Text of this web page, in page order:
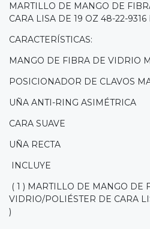
MARTILLO DE MANGO DE
CARA LISA DE 19 OZ 48-22-
CARACTERÍSTICAS:
MANGO DE FIBRA DE VIDRIO
POSICIONADOR DE CLAVOS
UÑA ANTI-RING ASIMÉTRICA
CARA SUAVE
UÑA RECTA
INCLUYE
( 1 ) MARTILLO DE MANGO DE
VIDRIO/POLIÉSTER DE CARA
)